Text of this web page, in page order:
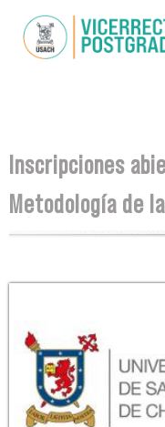
Se encuentra usted
Inscripciones
Metodología de